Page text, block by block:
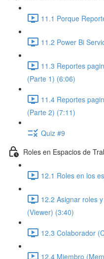
11.1 Porque
11.2 Power Bi
11.3 Reportes
(Parte 1) (6:06)
11.4 Reportes
(Parte 2) (7:11)
Quiz #9
Roles en Espacios de
12.1 Roles en los
12.2 Asignar roles
(Viewer) (3:40)
12.3 Colaborador
12.4 Miembro